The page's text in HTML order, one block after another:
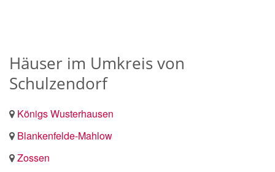
Häuser im Umkreis von
Schulzendorf
Königs Wusterhausen
Blankenfelde-Mahlow
Zossen